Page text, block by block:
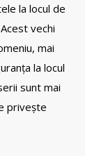
la locul de
vechi
mai
la locul
sunt mai
privește